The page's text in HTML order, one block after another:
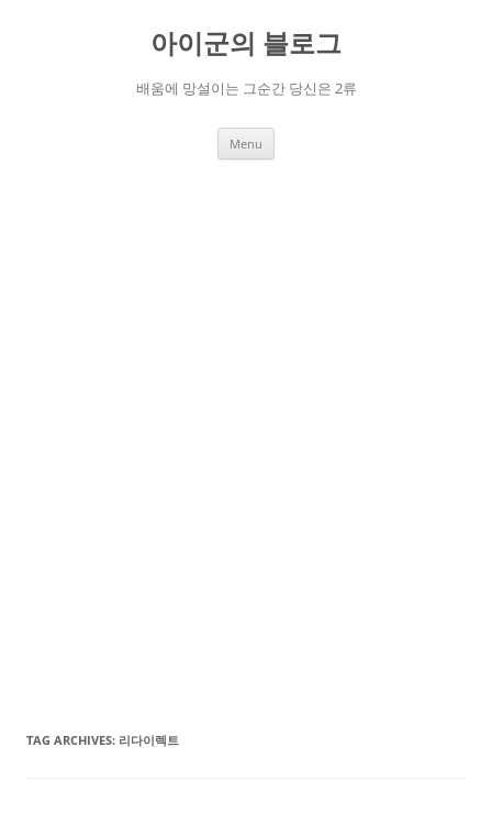
아이군의 블로그
배움에 망설이는 그순간 당신은 2류
Menu
TAG ARCHIVES: 리다이렉트